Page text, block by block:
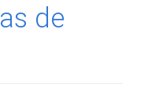
de